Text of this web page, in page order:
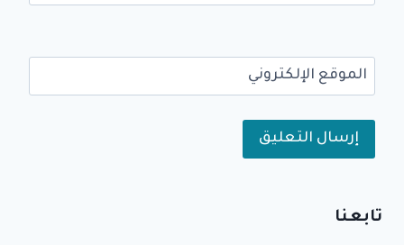
الموقع الإلكتروني
تابعنا